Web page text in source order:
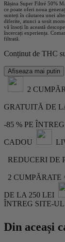
Rășina Super Filtré 50%
ce poate oferi noua
sunteți în căutarea unei
diferite, atunci a sosit
vă însoți în această
încercați experiența.
filtrată.
Conținut de THC
Afiseaza mai putin
2
GRATUITĂ DE
-85 % PE
CADOU
REDUCERI DE
2 CUMPĂRATE
DE LA 250 LEI
ÎNTREG SITE-
Din aceași